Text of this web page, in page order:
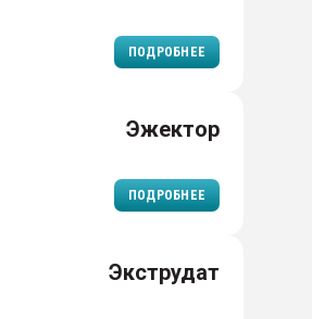
ПОДРОБНЕЕ
Эжектор
ПОДРОБНЕЕ
Экструдат